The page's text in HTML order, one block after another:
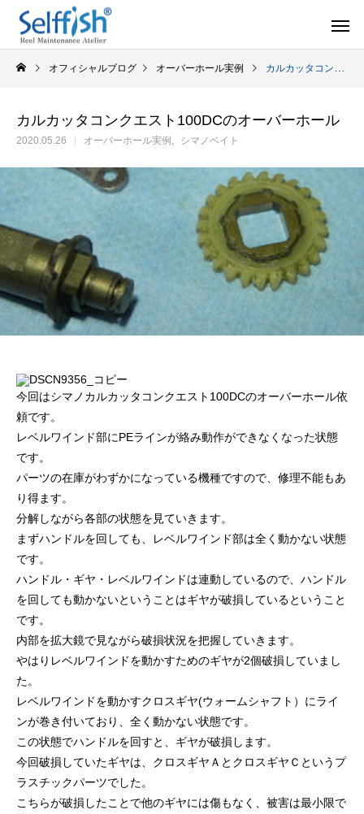
セルフメンテナンス用品
2024.06.23 2024.05.09
シマノ バンタム1000SGの1年点検
2025.02.26
ダイワ スパルタン
2024.10.31
オフィシャルブログ オーバーホール実例 カルカッタコンクエスト100DCのオーバーホール
カルカッタコンクエスト100DCのオーバーホール
2020.05.26 オーバーホール実例 シマノベイト
今回はシマノカルカッタコンクエスト100DCのオーバーホール依
頼です。
レベルワインド部にPEラインが絡み動作ができなくなった状態
です。
パーツの在庫がわずかになっている機種ですので、修理不能もあ
り得ます。
分解しながら各部の状態を見ていきます。
まずハンドルを回しても、レベルワインド部は全く動かない状態
です。
ハンドル・ギヤ・レベルワインドは連動しているので、ハンドル
を回しても動かないということはギヤが破損しているということ
です。
内部を拡大鏡で見ながら破損状況を把握していきます。
やはりレベルワインドを動かすためのギヤが2個破損していまし
た。
レベルワインドを動かすクロスギヤ(ウォームシャフト）にライ
ンが巻き付いており、全く動かない状態です。
この状態でハンドルを回すと、ギヤが破損します。
今回破損していたギヤは、クロスギヤＡとクロスギヤＣというプ
ラスチックパーツでした。
こちらが破損したことで他のギヤには傷もなく、被害は最小限で